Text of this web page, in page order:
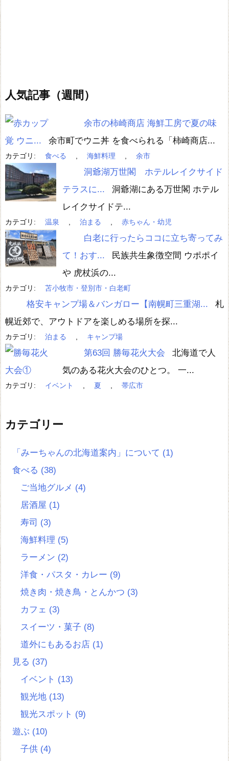
人気記事（週間）
余市の柿崎商店 海鮮工房で夏の味
覚 ウニ...
余市町でウニ丼 を食べられる「柿崎商店...
カテゴリ: 食べる 海鮮料理 余市
洞爺湖万世閣 ホテルレイクサイド
テラスに...
洞爺湖にある万世閣 ホテル
レイクサイドテ...
カテゴリ: 温泉 泊まる 赤ちゃん・幼児
白老に行ったらココに立ち寄ってみ
て！おす...
民族共生象徴空間 ウポポイ
や 虎杖浜の...
カテゴリ: 苫小牧市・登別市・白老町
格安キャンプ場＆バンガロー【南幌町三重湖...
札
幌近郊で、アウトドアを楽しめる場所を探...
カテゴリ: 泊まる キャンプ場
第63回 勝毎花火大会
北海道で人
気のある花火大会のひとつ。 一...
カテゴリ: イベント 夏 帯広市
カテゴリー
「みーちゃんの北海道案内」について (1)
食べる (38)
ご当地グルメ (4)
居酒屋 (1)
寿司 (3)
海鮮料理 (5)
ラーメン (2)
洋食・パスタ・カレー (9)
焼き肉・焼き鳥・とんかつ (3)
カフェ (3)
スイーツ・菓子 (8)
道外にもあるお店 (1)
見る (37)
イベント (13)
観光地 (13)
観光スポット (9)
遊ぶ (10)
子供 (4)